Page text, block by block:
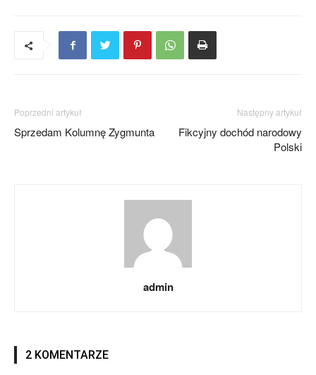
Poprzedni artykuł
Sprzedam Kolumnę Zygmunta
Następny artykuł
Fikcyjny dochód narodowy
Polski
admin
2 KOMENTARZE